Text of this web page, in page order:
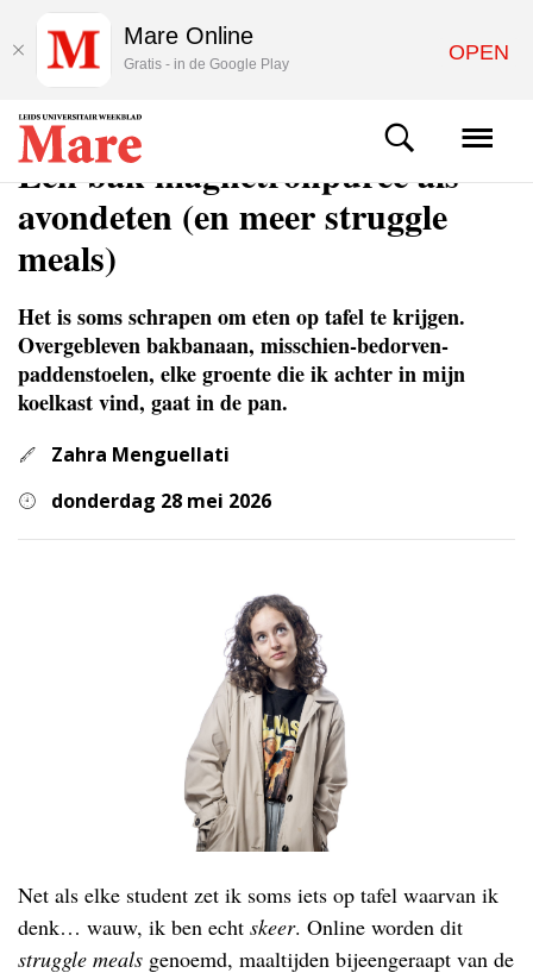
COLUMNS & OPINIE
Een bak magnetronpuree als
avondeten (en meer struggle
meals)
Het is soms schrapen om eten op tafel te krijgen.
Overgebleven bakbanaan, misschien-bedorven-
paddenstoelen, elke groente die ik achter in mijn
koelkast vind, gaat in de pan.
Zahra Menguellati
donderdag 28 mei 2026
Net als elke student zet ik soms iets op tafel waarvan ik
denk… wauw, ik ben echt skeer. Online worden dit
struggle meals genoemd, maaltijden bijeengeraapt van de
Mare Online
Gratis - in de Google Play OPEN